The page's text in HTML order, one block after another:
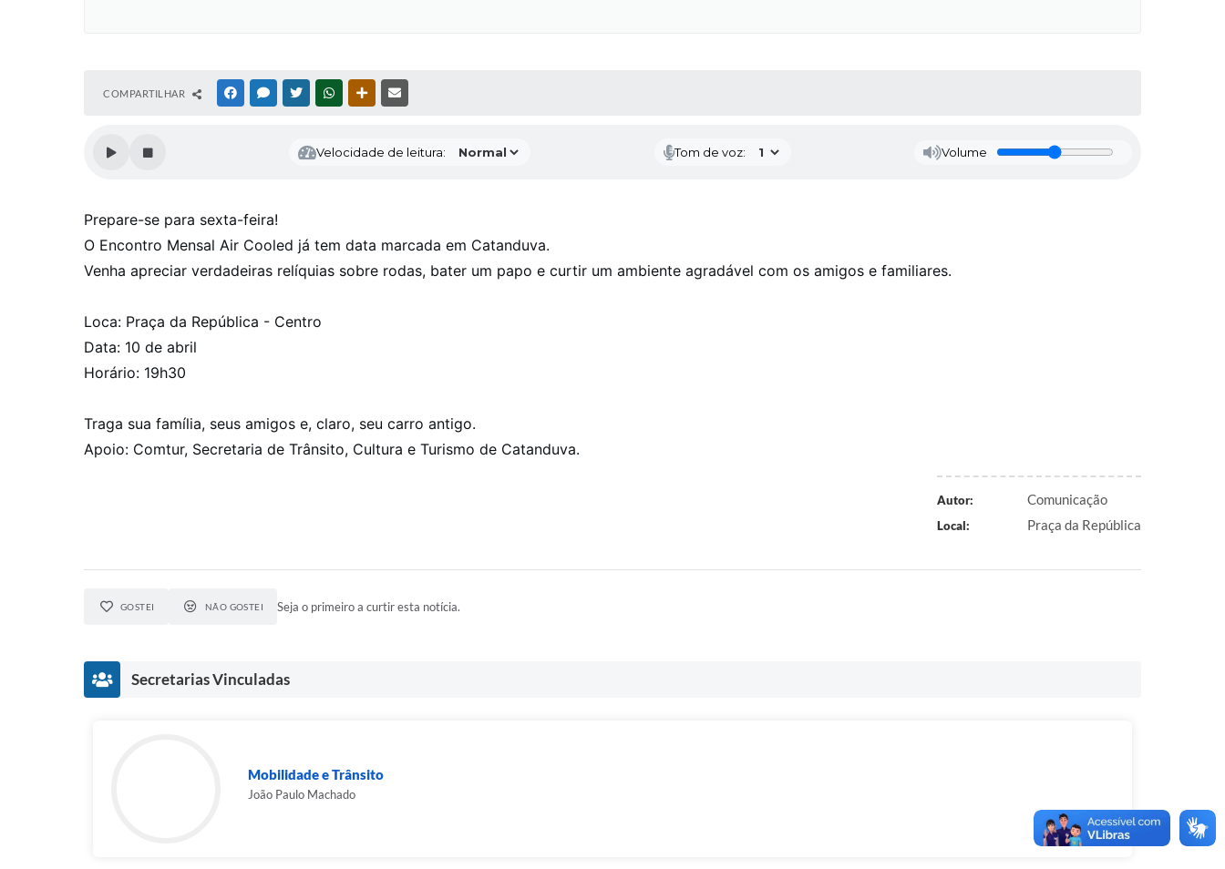
COMPARTILHAR FACEBOOKMESSENGER
TWITTERWHATSAPPOUTRAS MÍDIAS
Velocidade de leitura: Tom de voz: Volume
Prepare-se para sexta-feira!
O Encontro Mensal Air Cooled já tem data marcada em Catanduva.
Venha apreciar verdadeiras relíquias sobre rodas, bater um papo e curtir um ambiente agradável com os amigos e familiares.
Loca: Praça da República - Centro
Data: 10 de abril
Horário: 19h30
Traga sua família, seus amigos e, claro, seu carro antigo.
Apoio: Comtur, Secretaria de Trânsito, Cultura e Turismo de Catanduva.
Autor: Comunicação
Local: Praça da República
GOSTEI NÃO GOSTEI Seja o primeiro a curtir esta notícia.
Secretarias Vinculadas
Mobilidade e Trânsito
João Paulo Machado